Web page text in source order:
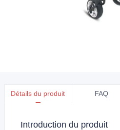
Détails du produit FAQ
Introduction du produit